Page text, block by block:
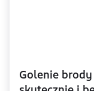
Golenie